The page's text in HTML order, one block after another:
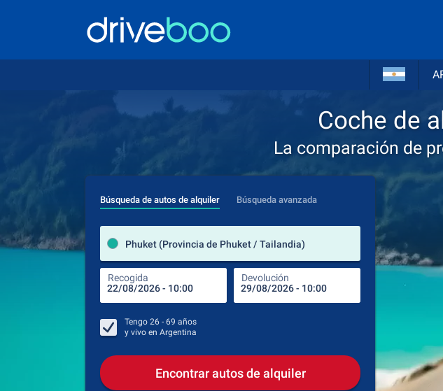
Coche de
La comparación de
Búsqueda de autos de alquiler Búsqueda avanzada
Phuket (Provincia de Phuket / Tailandia)
Recogida Devolución
lugar de alquiler
Lugar de
Tengo 26 - 69 años
y vivo en Argentina
Encontrar autos de alquiler